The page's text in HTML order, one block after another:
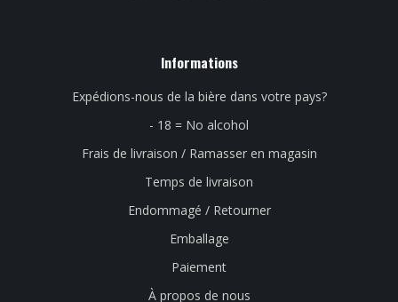
Informations
Expédions-nous de la bière dans votre pays?
- 18 = No alcohol
Frais de livraison / Ramasser en magasin
Temps de livraison
Endommagé / Retourner
Emballage
Paiement
À propos de nous